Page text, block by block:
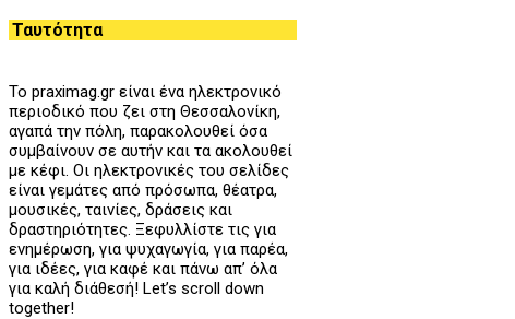
Ταυτότητα
Το praximag.gr είναι ένα ηλεκτρονικό
περιοδικό που ζει στη Θεσσαλονίκη,
αγαπά την πόλη, παρακολουθεί όσα
συμβαίνουν σε αυτήν και τα ακολουθεί
με κέφι. Οι ηλεκτρονικές του σελίδες
είναι γεμάτες από πρόσωπα, θέατρα,
μουσικές, ταινίες, δράσεις και
δραστηριότητες. Ξεφυλλίστε τις για
ενημέρωση, για ψυχαγωγία, για παρέα,
για ιδέες, για καφέ και πάνω απ’ όλα
για καλή διάθεσή! Let’s scroll down
together!